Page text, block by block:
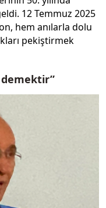
12 Temmuz 2025
hem anılarla dolu
pekiştirmek
demektir”